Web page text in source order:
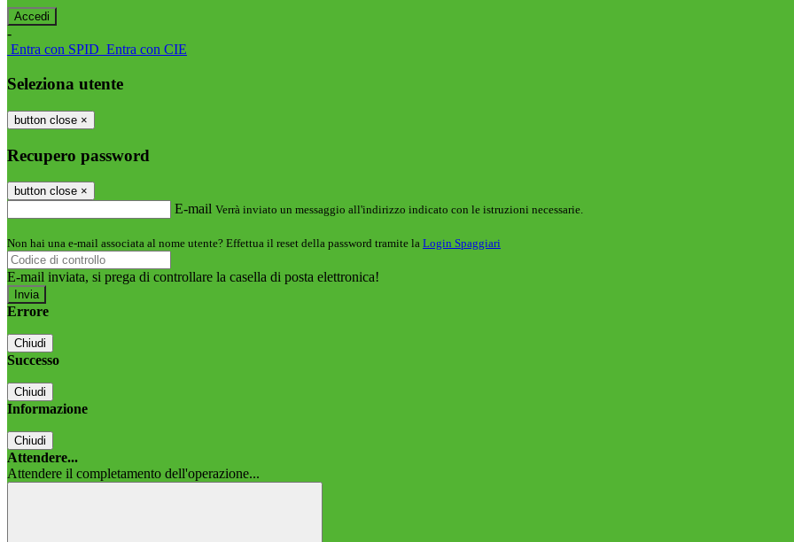
-
Entra con SPID Entra con CIE
Seleziona utente
button close ×
Recupero password
button close ×
E-mail Verrà inviato un messaggio all'indirizzo indicato con le istruzioni necessarie.
Non hai una e-mail associata al nome utente? Effettua il reset della password tramite la Login Spaggiari
E-mail inviata, si prega di controllare la casella di posta elettronica!
Errore
Chiudi
Successo
Chiudi
Informazione
Chiudi
Attendere...
Attendere il completamento dell'operazione...